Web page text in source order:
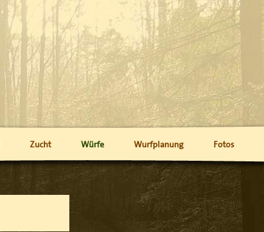
Zucht Würfe Wurfplanung Fotos